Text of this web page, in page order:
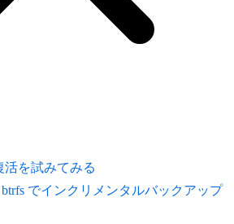
を試みてみる
btrfs でインクリメンタルバックアップ